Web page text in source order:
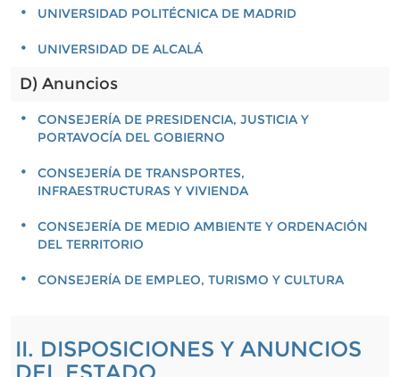
UNIVERSIDAD POLITÉCNICA DE MADRID
UNIVERSIDAD DE ALCALÁ
D) Anuncios
CONSEJERÍA DE PRESIDENCIA, JUSTICIA Y
PORTAVOCÍA DEL GOBIERNO
CONSEJERÍA DE TRANSPORTES,
INFRAESTRUCTURAS Y VIVIENDA
CONSEJERÍA DE MEDIO AMBIENTE Y ORDENACIÓN
DEL TERRITORIO
CONSEJERÍA DE EMPLEO, TURISMO Y CULTURA
II. DISPOSICIONES Y ANUNCIOS